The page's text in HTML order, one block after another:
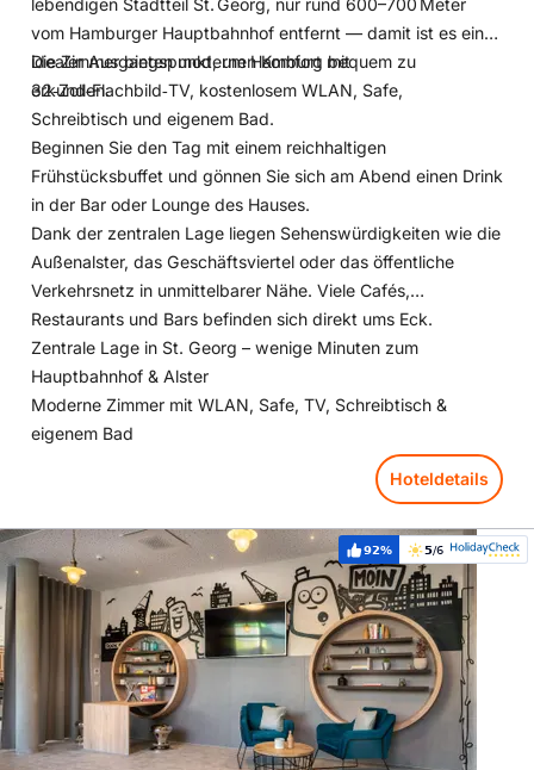
zahlreiche Restaurants, Bars und Einkaufsmöglichkeiten. Der
berühmte Fischmarkt im Hamburg ist nur 5,5 km entfernt.
lebendigen Stadtteil St. Georg, nur rund 600–700 Meter
vom Hamburger Hauptbahnhof entfernt — damit ist es ein
idealer Ausgangspunkt, um Hamburg bequem zu
erkunden.
Die Zimmer bieten modernen Komfort mit
32‑Zoll‑Flachbild‑TV, kostenlosem WLAN, Safe,
Schreibtisch und eigenem Bad.
Beginnen Sie den Tag mit einem reichhaltigen
Frühstücksbuffet und gönnen Sie sich am Abend einen Drink
in der Bar oder Lounge des Hauses.
Dank der zentralen Lage liegen Sehenswürdigkeiten wie die
Außenalster, das Geschäftsviertel oder das öffentliche
Verkehrsnetz in unmittelbarer Nähe. Viele Cafés,
Restaurants und Bars befinden sich direkt ums Eck.
Zentrale Lage in St. Georg – wenige Minuten zum
Hauptbahnhof & Alster
Moderne Zimmer mit WLAN, Safe, TV, Schreibtisch &
eigenem Bad
Hoteldetails
Weiterempfehlung:
92% Bewertung:
5/6
Hoteldetails: Holiday Inn – the niu, Keg Hamburg Ost